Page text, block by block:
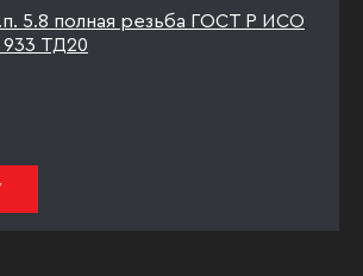
5.8 полная резьба ГОСТ Р ИСО
933 ТД20